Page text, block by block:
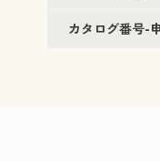
カタログ番号-